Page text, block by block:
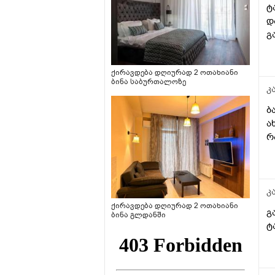
ქირავდება დღიურად 2 ოთახიანი
ბინა საბურთალოზე
ქირავდება დღიურად 2 ოთახიანი
ბინა გლდანში